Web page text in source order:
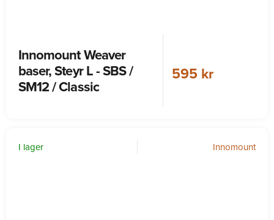
Innomount Weaver
baser, Steyr L - SBS /
SM12 / Classic
595 kr
I lager Innomount